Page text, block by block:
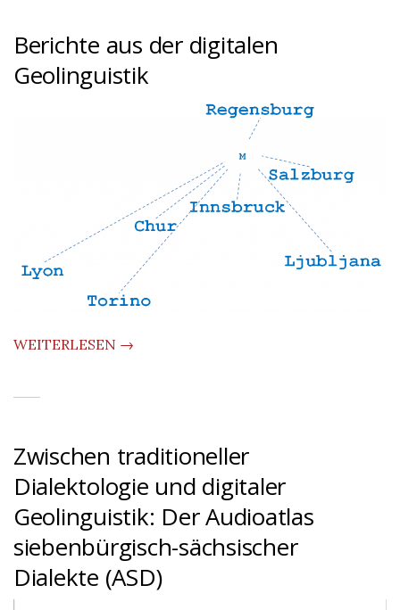
Berichte aus der digitalen
Geolinguistik
WEITERLESEN →
Zwischen traditioneller
Dialektologie und digitaler
Geolinguistik: Der Audioatlas
siebenbürgisch-sächsischer
Dialekte (ASD)